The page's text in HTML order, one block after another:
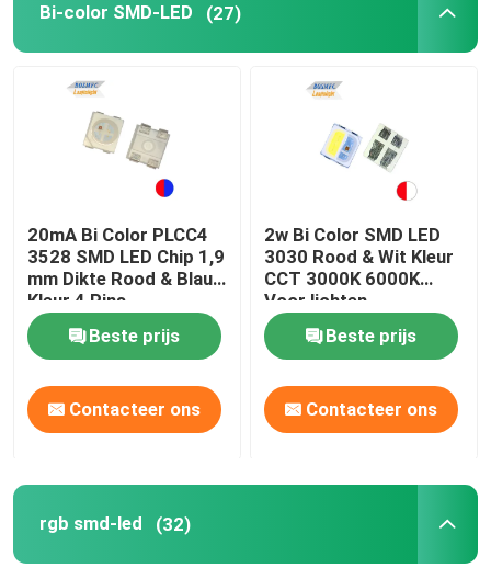
Bi-color SMD-LED (27)
20mA Bi Color PLCC4
3528 SMD LED Chip 1,9
mm Dikte Rood & Blauw
Kleur 4 Pins
Beste prijs
Contacteer ons
2w Bi Color SMD LED
3030 Rood & Wit Kleur
CCT 3000K 6000K
Voor lichten
Beste prijs
Contacteer ons
rgb smd-led (32)